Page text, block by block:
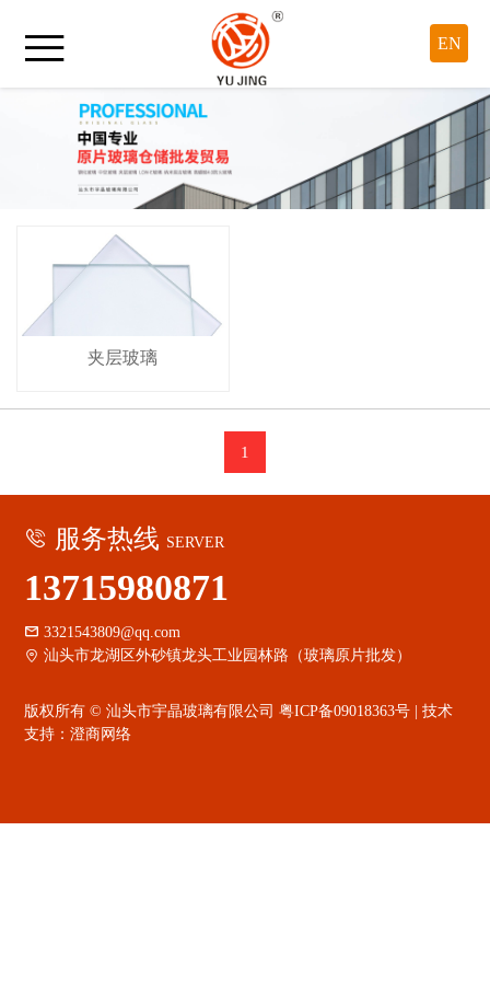
 EN
夹层玻璃
1
 服务热线 SERVER
13715980871
 3321543809@qq.com
 汕头市龙湖区外砂镇龙头工业园林路（玻璃原片批发）
版权所有 © 汕头市宇晶玻璃有限公司粤ICP备09018363号 | 技术
支持：澄商网络